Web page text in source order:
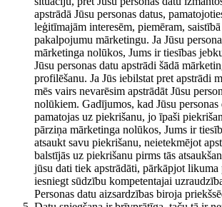
apstrādā Jūsu personas datus,
leģitīmajām interesēm, piemēram,
pakalpojumu mārketingu. Ja Jūsu
mārketinga nolūkos, Jums ir tiesības
Jūsu personas datu apstrādi šādā
profilēšanu. Ja Jūs iebilstat pret apstrādi
mēs vairs nevarēsim apstrādāt Jūsu
nolūkiem. Gadījumos, kad Jūsu personas
pamatojas uz piekrišanu, jo īpaši
pārziņa mārketinga nolūkos, Jums ir
atsaukt savu piekrišanu, neietekmējot
balstījās uz piekrišanu pirms tās
jūsu dati tiek apstrādāti, pārkāpjot likuma
iesniegt sūdzību kompetentajai
Personas datu aizsardzības biroja